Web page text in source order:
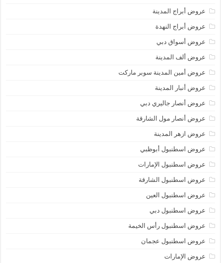
عروض أبراج المدينة
عروض أبراج النهدة
عروض أسواق دبي
عروض ألف المدينة
عروض أمين المدينة سوبر ماركت
عروض أنبار المدينة
عروض أنصار جاليري دبي
عروض أنصار مول الشارقة
عروض ازهر المدينة
عروض اسطنبول أبوظبي
عروض اسطنبول الإمارات
عروض اسطنبول الشارقة
عروض اسطنبول العين
عروض اسطنبول دبي
عروض اسطنبول رأس الخيمة
عروض اسطنبول عجمان
عروض الإمارات